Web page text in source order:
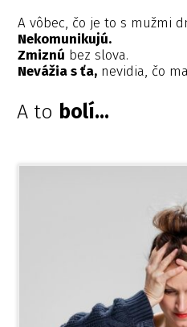
A vôbec, čo je to s mužmi
Nekomunikujú.
Zmiznú bez slova.
Nevážia s ťa,nevidia, čo
A to bolí...